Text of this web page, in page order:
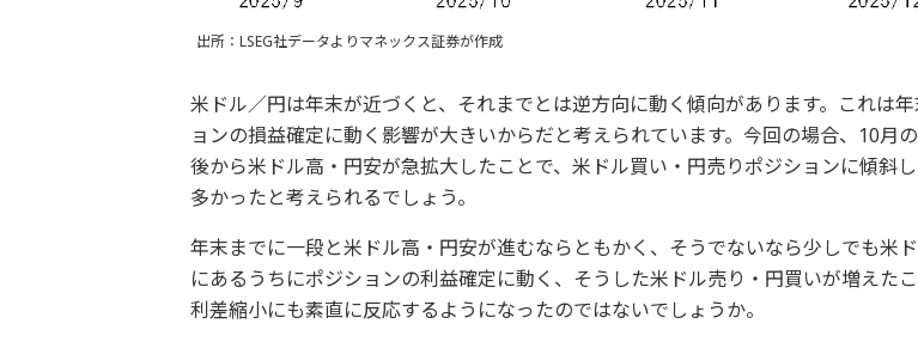
出所：LSEG社データよりマネックス証券が作成
米ドル／円は年末が近づくと、それまでとは逆方向に動く傾向があります。これは
ョンの損益確定に動く影響が大きいからだと考えられています。今回の場合、10月
後から米ドル高・円安が急拡大したことで、米ドル買い・円売りポジションに傾斜
多かったと考えられるでしょう。
年末までに一段と米ドル高・円安が進むならともかく、そうでないなら少しでも米
にあるうちにポジションの利益確定に動く、そうした米ドル売り・円買いが増えた
利差縮小にも素直に反応するようになったのではないでしょうか。